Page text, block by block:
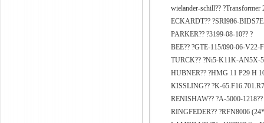
wielander-schill??
ECKARDT?? ?SRI986-
PARKER?? ?3199-08-10?? ?
BEE?? ?GTE-115/090-06-V22-
TURCK?? ?Ni5-K11K-AN5X-
HUBNER?? ?HMG 11 P29 H
KISSLING?? ?K-
RENISHAW?? ?A-5000-1218??
RINGFEDER?? ?RFN8006